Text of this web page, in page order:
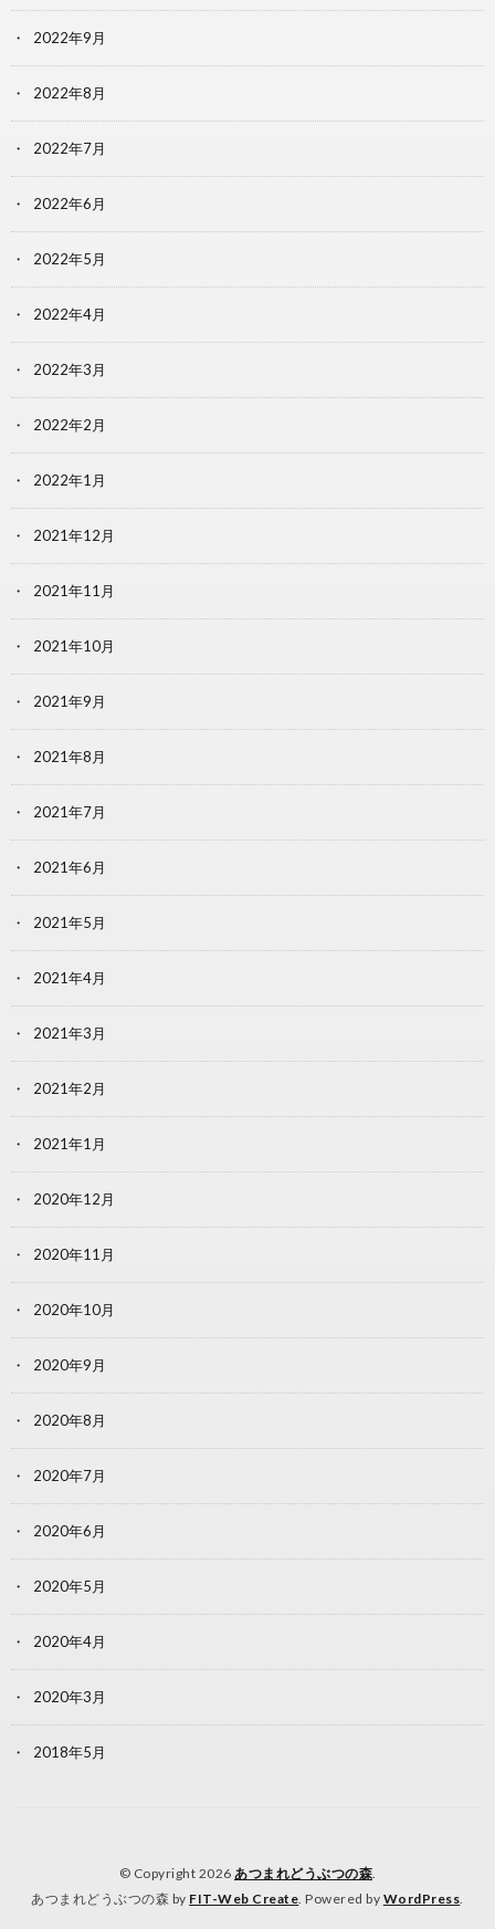
2022年9月
2022年8月
2022年7月
2022年6月
2022年5月
2022年4月
2022年3月
2022年2月
2022年1月
2021年12月
2021年11月
2021年10月
2021年9月
2021年8月
2021年7月
2021年6月
2021年5月
2021年4月
2021年3月
2021年2月
2021年1月
2020年12月
2020年11月
2020年10月
2020年9月
2020年8月
2020年7月
2020年6月
2020年5月
2020年4月
2020年3月
2018年5月
© Copyright 2026 あつまれどうぶつの森.
あつまれどうぶつの森 by FIT-Web Create. Powered by WordPress.